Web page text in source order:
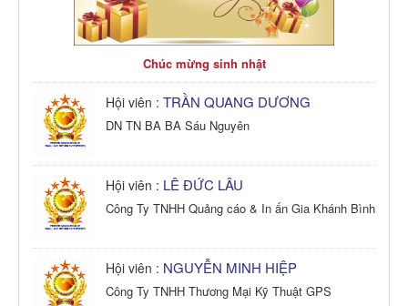
Chúc mừng sinh nhật
Hội viên : TRẦN QUANG DƯƠNG
DN TN BA BA Sáu Nguyên
Hội viên : LÊ ĐỨC LÂU
Công Ty TNHH Quảng cáo & In ấn Gia Khánh Bình
Hội viên : NGUYỄN MINH HIỆP
Công Ty TNHH Thương Mại Kỹ Thuật GPS